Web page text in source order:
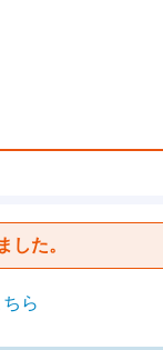
した。
ら